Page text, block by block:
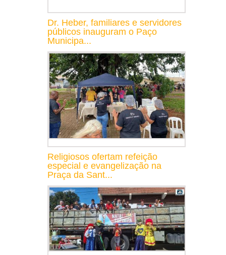
Dr. Heber, familiares e servidores
públicos inauguram o Paço
Municipa...
Religiosos ofertam refeição
especial e evangelização na
Praça da Sant...